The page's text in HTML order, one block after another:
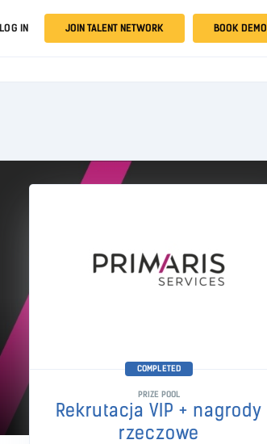
LOG IN JOIN TALENT NETWORK BOOK DEMO
COMPLETED
PRIZE POOL
Rekrutacja VIP + nagrody
rzeczowe